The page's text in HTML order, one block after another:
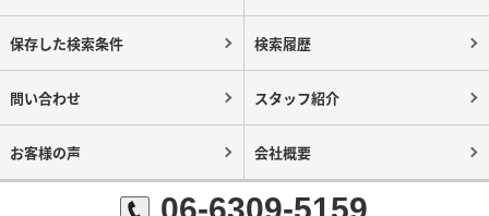
保存した検索条件 検索履歴
問い合わせ スタッフ紹介
お客様の声 会社概要